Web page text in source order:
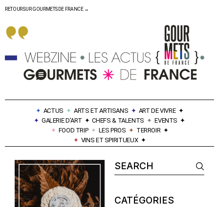
RETOUR SUR GOURMETS DE FRANCE →
✦ ACTUS ✦ ARTS ET ARTISANS ✦ ART DE VIVRE✦
✦ GALERIE D’ART ✦CHEFS & TALENTS ✦ EVENTS ✦
✦ FOOD TRIP ✦ LES PROS ✦ TERROIR✦
✦ VINS ET SPIRITUEUX✦
CATÉGORIES